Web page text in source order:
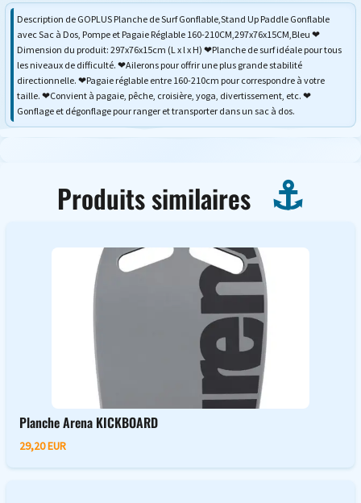
Description de GOPLUS Planche de Surf Gonflable,Stand Up Paddle Gonflable
avec Sac à Dos, Pompe et Pagaie Réglable 160-210CM,297x76x15CM,Bleu ❤
Dimension du produit: 297x76x15cm (L x l x H) ❤Planche de surf idéale pour tous
les niveaux de difficulté. ❤Ailerons pour offrir une plus grande stabilité
directionnelle. ❤Pagaie réglable entre 160-210cm pour correspondre à votre
taille. ❤Convient à pagaie, pêche, croisière, yoga, divertissement, etc. ❤
Gonflage et dégonflage pour ranger et transporter dans un sac à dos.
Produits similaires
Planche Arena KICKBOARD
29,20 EUR